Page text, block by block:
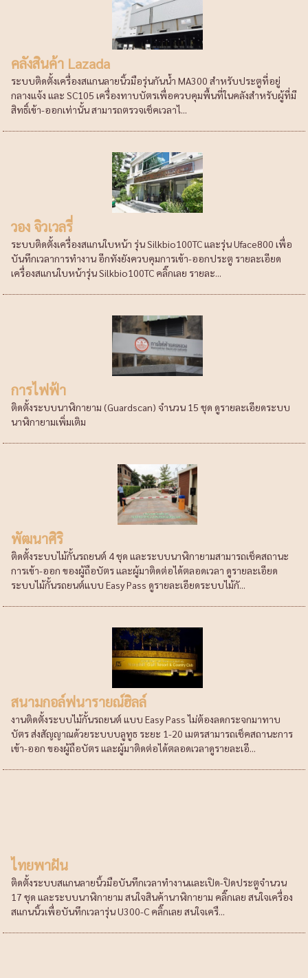
คลังสินค้า Lazada
ระบบติดตั้งเครื่องสแกนลายนิ้วมือรุ่นกันน้ำ MA300 สำหรับประตูที่อยู่
กลางแจ้ง และ SC105 เครื่องทาบบัตรเพื่อควบคุมพื้นที่ในคลังสำหรับผู้ที่มี
สิทธิ์เข้า-ออกเท่านั้น สามารถตรวจเช็คเวลาไ...
วอง จิวเวลรี่
ระบบติดตั้งเครื่องสแกนใบหน้า รุ่น Silkbio100TC และรุ่น Uface800 เพื่อ
บันทึกเวลาการทำงาน อีกทังยังควบคุมการเข้า-ออกประตู รายละเอียด
เครื่องสแกนใบหน้ารุ่น Silkbio100TC คลิ๊กเลย รายละ...
การไฟฟ้า
ติดตั้งระบบนาฬิกายาม (Guardscan) จำนวน 15 ชุด ดูรายละเอียดระบบ
นาฬิกายามเพิ่มเติม
พัฒนาศิริ
ติดตั้งระบบไม้กั้นรถยนต์ 4 ชุด และระบบนาฬิกายามสามารถเช็คสถานะ
การเข้า-ออก ของผู้ถือบัตร และผู้มาติดต่อได้ตลอดเวลา ดูรายละเอียด
ระบบไม้กั้นรถยนต์แบบ Easy Pass ดูรายละเอียดระบบไม้กั...
สนามกอล์ฟนารายณ์ฮิลล์
งานติดตั้งระบบไม้กั้นรถยนต์ แบบ Easy Pass ไม่ต้องลดกระจกมาทาบ
บัตร ส่งสัญญาณด้วยระบบบลูทูธ ระยะ 1-20 เมตรสามารถเช็คสถานะการ
เข้า-ออก ของผู้ถือบัตร และผู้มาติดต่อได้ตลอดเวลาดูรายละเอี...
ไทยพาฝัน
ติดตั้งระบบสแกนลายนิ้วมือบันทึกเวลาทำงานและเปิด-ปิดประตูจำนวน
17 ชุด และระบบนาฬิกายาม สนใจสินค้านาฬิกายาม คลิ๊กเลย สนใจเครื่อง
สแกนนิ้วเพื่อบันทึกเวลารุ่น U300-C คลิ๊กเลย สนใจเครื...